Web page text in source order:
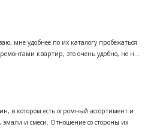
мне удобнее по их каталогу пробежаться
квартир, это очень удобно, не н...
в котором есть огромный ассортимент и
и смеси. Отношение со стороны их